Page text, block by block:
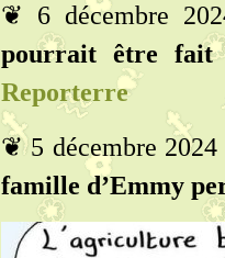
❦ 6 décembre
pourrait être fait
Reporterre
❦ 5 décembre
famille d’Emmy